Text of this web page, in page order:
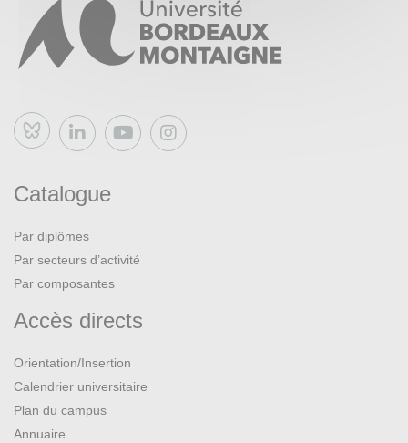
Bluesky
Catalogue
Par diplômes
Par secteurs d’activité
Par composantes
Accès directs
Orientation/Insertion
Calendrier universitaire
Plan du campus
Annuaire